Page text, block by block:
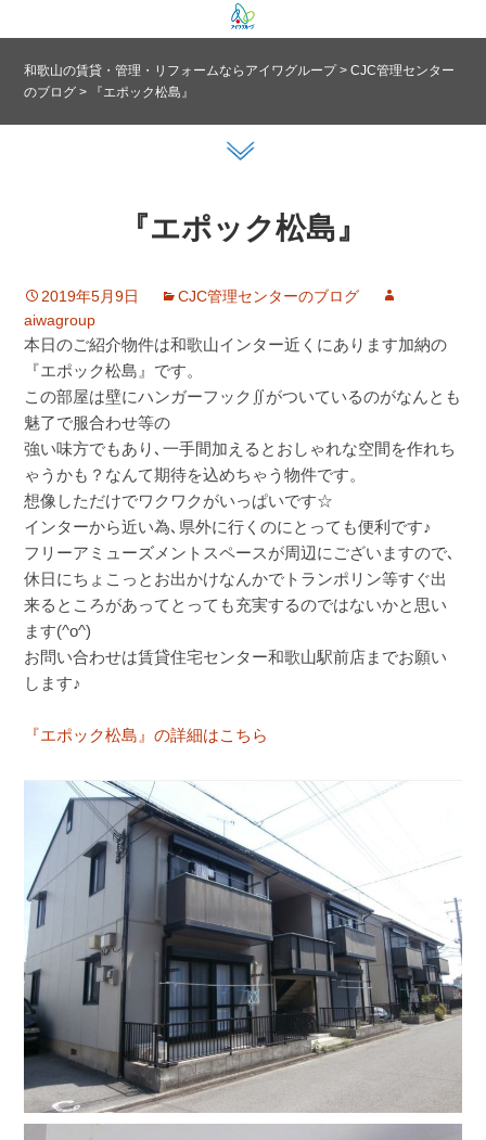
和歌山の賃貸・管理・リフォームならアイワグループ>CJC管理センター
のブログ > 『エポック松島』
『エポック松島』
2019年5月9日
CJC管理センターのブログ
aiwagroup
本日のご紹介物件は和歌山インター近くにあります加納の
『エポック松島』です。
この部屋は壁にハンガーフック∬がついているのがなんとも
魅了で服合わせ等の
強い味方でもあり､一手間加えるとおしゃれな空間を作れち
ゃうかも？なんて期待を込めちゃう物件です。
想像しただけでワクワクがいっぱいです☆
インターから近い為､県外に行くのにとっても便利です♪
フリーアミューズメントスペースが周辺にございますので､
休日にちょこっとお出かけなんかでトランポリン等すぐ出
来るところがあってとっても充実するのではないかと思い
ます(^o^)
お問い合わせは賃貸住宅センター和歌山駅前店までお願い
します♪
『エポック松島』の詳細はこちら